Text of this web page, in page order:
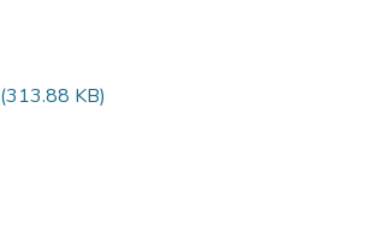
(313.88 KB)